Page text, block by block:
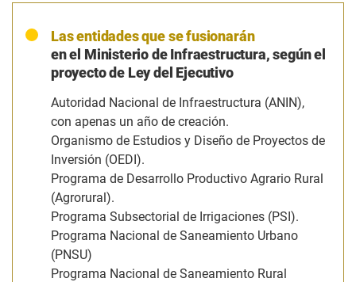
Las entidades que se fusionarán
en el Ministerio de Infraestructura, según el
proyecto de Ley del Ejecutivo
Autoridad Nacional de Infraestructura (ANIN),
con apenas un año de creación.
Organismo de Estudios y Diseño de Proyectos de
Inversión (OEDI).
Programa de Desarrollo Productivo Agrario Rural
(Agrorural).
Programa Subsectorial de Irrigaciones (PSI).
Programa Nacional de Saneamiento Urbano
(PNSU)
Programa Nacional de Saneamiento Rural